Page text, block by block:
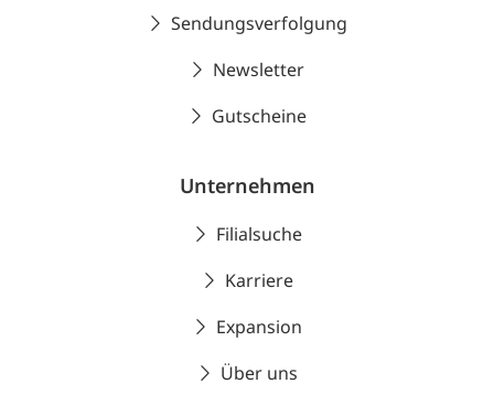
Sendungsverfolgung
Newsletter
Gutscheine
Unternehmen
Filialsuche
Karriere
Expansion
Über uns